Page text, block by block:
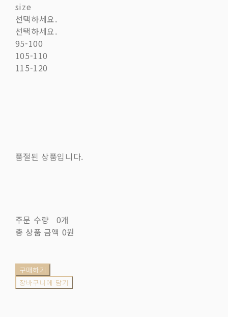
size
선택하세요.
선택하세요.
95-100
105-110
115-120
품절된 상품입니다.
주문 수량
0개
총 상품 금액 0원
구매하기
장바구니에 담기